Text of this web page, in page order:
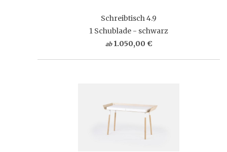
Schreibtisch 4.9
1 Schublade - schwarz
ab 1.050,00 €